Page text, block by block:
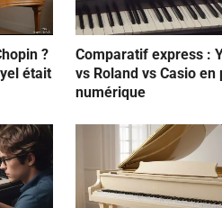
?
était
Comparatif express :
vs Roland vs Casio en
numérique